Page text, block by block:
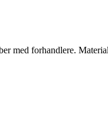
med forhandlere.